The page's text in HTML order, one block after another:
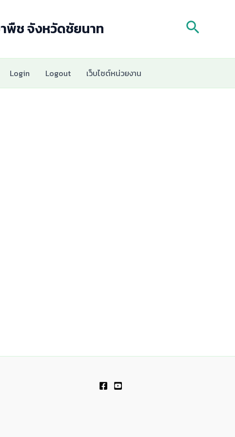
พืช จังหวัดชัยนาท Search
Login Logout เว็บไซต์หน่วยงาน